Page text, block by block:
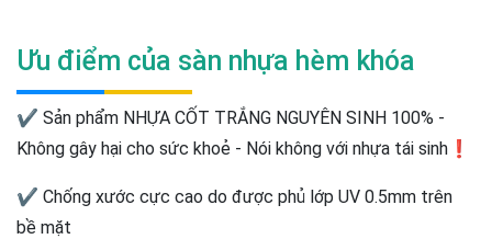
Ưu điểm của sàn nhựa hèm khóa
✔ Sản phẩm NHỰA CỐT TRẮNG NGUYÊN SINH 100% -
Không gây hại cho sức khoẻ - Nói không với nhựa tái sinh❗️
✔ Chống xước cực cao do được phủ lớp UV 0.5mm trên
bề mặt